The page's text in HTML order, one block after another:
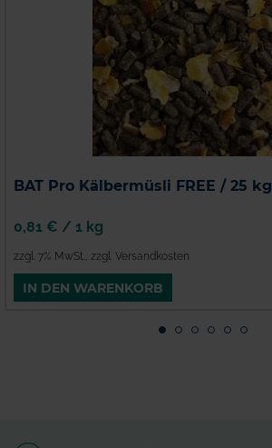
BAT Pro Kälbermüsli FREE / 25 kg
zzgl. 7% MwSt. zzgl. Versandkosten
0,81 € / 1 kg
IN DEN WARENKORB